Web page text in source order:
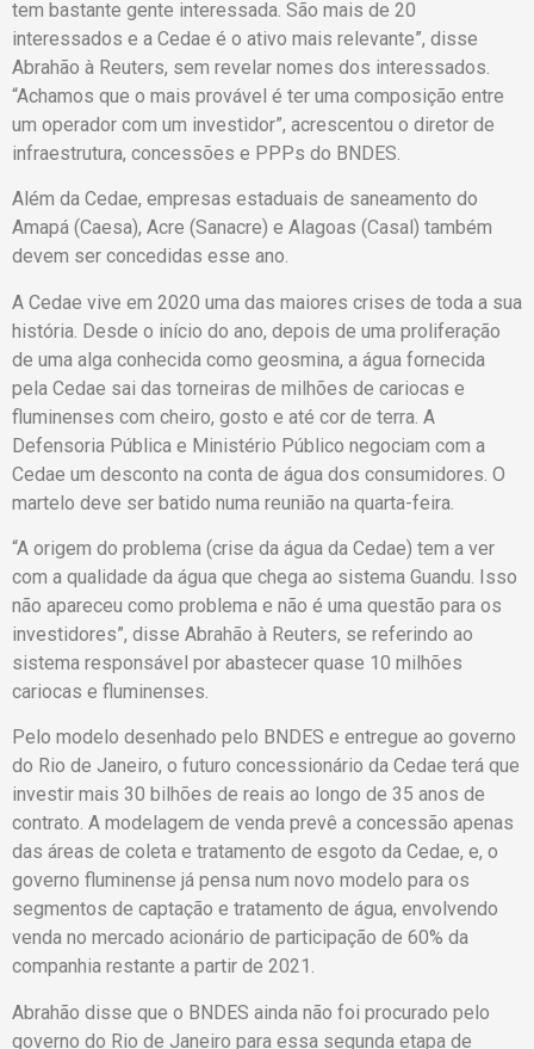
tem bastante gente interessada. São mais de 20
interessados e a Cedae é o ativo mais relevante”, disse
Abrahão à Reuters, sem revelar nomes dos interessados.
“Achamos que o mais provável é ter uma composição entre
um operador com um investidor”, acrescentou o diretor de
infraestrutura, concessões e PPPs do BNDES.
Além da Cedae, empresas estaduais de saneamento do
Amapá (Caesa), Acre (Sanacre) e Alagoas (Casal) também
devem ser concedidas esse ano.
A Cedae vive em 2020 uma das maiores crises de toda a sua
história. Desde o início do ano, depois de uma proliferação
de uma alga conhecida como geosmina, a água fornecida
pela Cedae sai das torneiras de milhões de cariocas e
fluminenses com cheiro, gosto e até cor de terra. A
Defensoria Pública e Ministério Público negociam com a
Cedae um desconto na conta de água dos consumidores. O
martelo deve ser batido numa reunião na quarta-feira.
“A origem do problema (crise da água da Cedae) tem a ver
com a qualidade da água que chega ao sistema Guandu. Isso
não apareceu como problema e não é uma questão para os
investidores”, disse Abrahão à Reuters, se referindo ao
sistema responsável por abastecer quase 10 milhões
cariocas e fluminenses.
Pelo modelo desenhado pelo BNDES e entregue ao governo
do Rio de Janeiro, o futuro concessionário da Cedae terá que
investir mais 30 bilhões de reais ao longo de 35 anos de
contrato. A modelagem de venda prevê a concessão apenas
das áreas de coleta e tratamento de esgoto da Cedae, e, o
governo fluminense já pensa num novo modelo para os
segmentos de captação e tratamento de água, envolvendo
venda no mercado acionário de participação de 60% da
companhia restante a partir de 2021.
Abrahão disse que o BNDES ainda não foi procurado pelo
governo do Rio de Janeiro para essa segunda etapa de